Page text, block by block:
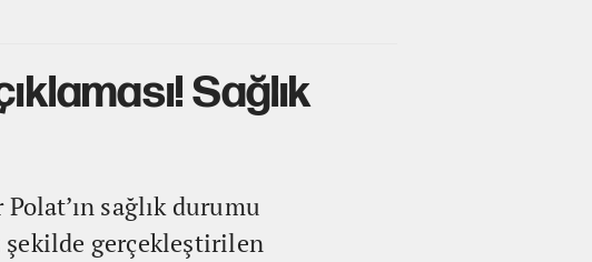
Sağlık
sağlık durumu
şekilde gerçekleştirilen